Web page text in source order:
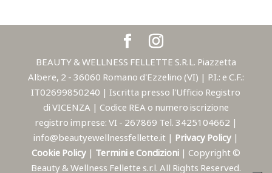
BEAUTY & WELLNESS FELLETTE S.R.L. Piazzetta
Albere, 2 - 36060 Romano d'Ezzelino (VI) | P.I.: e C.F.:
IT02699850240 | Iscritta presso l'Ufficio Registro
di VICENZA | Codice REA o numero iscrizione
registro imprese: VI - 267869 Tel. 3425104662 |
info@beautyewellnessfellette.it | Privacy Policy |
Cookie Policy | Termini e Condizioni | Copyright ©
Beauty & Wellness Fellette s.r.l. All Rights Reserved.